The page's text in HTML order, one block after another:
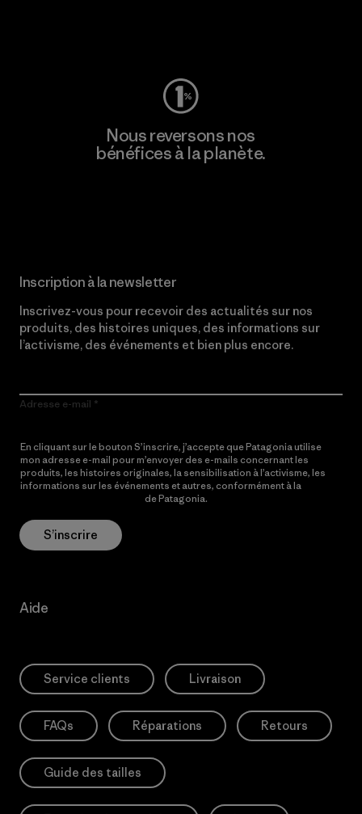
Nous reversons nos
bénéfices à la planète.
Inscription à la newsletter
Inscrivez-vous pour recevoir des actualités sur nos
produits, des histoires uniques, des informations sur
l’activisme, des événements et bien plus encore.
Adresse e-mail
En cliquant sur le bouton S’inscrire, j’accepte que Patagonia utilise
mon adresse e-mail pour m’envoyer des e-mails concernant les
produits, les histoires originales, la sensibilisation à l’activisme, les
informations sur les événements et autres, conformément à la
de Patagonia.
S’inscrire
Aide
Service clients Livraison
FAQs Réparations Retours
Guide des tailles